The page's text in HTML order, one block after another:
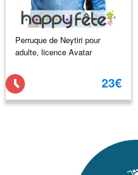
Perruque de Neytiri pour
adulte, licence Avatar
23€